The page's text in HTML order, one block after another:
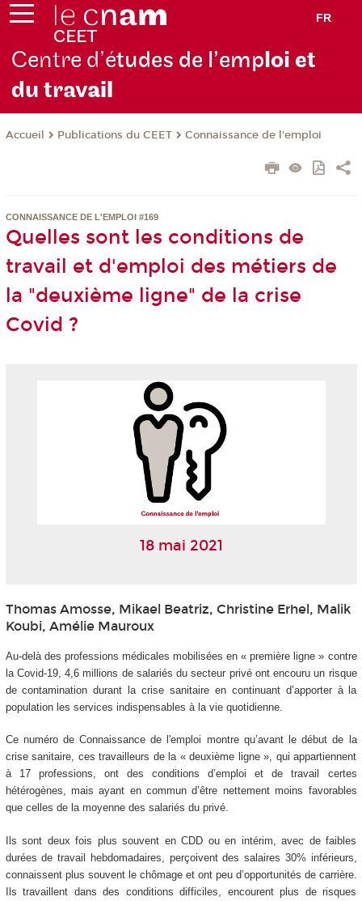
FR
Centre d’études de l’emploi et
du travail
Accueil Publications du CEET Connaissance de l'emploi
CONNAISSANCE DE L'EMPLOI #169
Quelles sont les conditions de
travail et d'emploi des métiers de
la "deuxième ligne" de la crise
Covid ?
18 mai 2021
Thomas Amosse, Mikael Beatriz, Christine Erhel, Malik
Koubi, Amélie Mauroux
Au-delà des professions médicales mobilisées en « première ligne » contre
la Covid-19, 4,6 millions de salariés du secteur privé ont encouru un risque
de contamination durant la crise sanitaire en continuant d’apporter à la
population les services indispensables à la vie quotidienne.
Ce numéro deConnaissance de l'emploi montre qu’avant le début de la
crise sanitaire, ces travailleurs de la « deuxième ligne », qui appartiennent
à 17 professions, ont des conditions d’emploi et de travail certes
hétérogènes, mais ayant en commun d’être nettement moins favorables
que celles de la moyenne des salariés du privé.
Ils sont deux fois plus souvent en CDD ou en intérim, avec de faibles
durées de travail hebdomadaires, perçoivent des salaires 30% inférieurs,
connaissent plus souvent le chômage et ont peu d’opportunités de carrière.
Ils travaillent dans des conditions difficiles, encourent plus de risques